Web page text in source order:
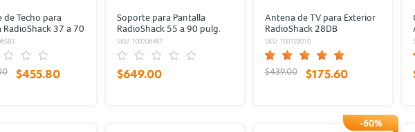
de Techo para
RadioShack 37 a 70
$455.80
Soporte para Pantalla
RadioShack 55 a 90 pulg.
Negro
SKU: 100206487
$649.00
Antena de TV para Exterior
RadioShack 28DB
Impedancia Negro
SKU: 100128010
$439.00 $175.60
-60%